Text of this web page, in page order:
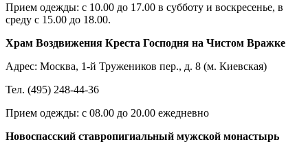
Прием одежды: с 10.00 до 17.00 в субботу и воскресенье, в
среду с 15.00 до 18.00.
Храм Воздвижения Креста Господня на Чистом Вражке
Адрес: Москва, 1-й Тружеников пер., д. 8 (м. Киевская)
Тел. (495) 248-44-36
Прием одежды: с 08.00 до 20.00 ежедневно
Новоспасский ставропигиальный мужской монастырь